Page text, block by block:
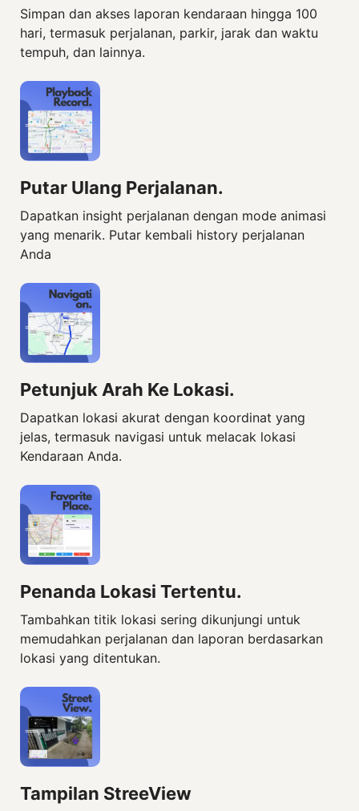
Simpan dan akses laporan kendaraan hingga 100
hari, termasuk perjalanan, parkir, jarak dan waktu
tempuh, dan lainnya.
Putar Ulang Perjalanan.
Dapatkan insight perjalanan dengan mode animasi
yang menarik. Putar kembali history perjalanan
Anda
Petunjuk Arah Ke Lokasi.
Dapatkan lokasi akurat dengan koordinat yang
jelas, termasuk navigasi untuk melacak lokasi
Kendaraan Anda.
Penanda Lokasi Tertentu.
Tambahkan titik lokasi sering dikunjungi untuk
memudahkan perjalanan dan laporan berdasarkan
lokasi yang ditentukan.
Tampilan StreeView